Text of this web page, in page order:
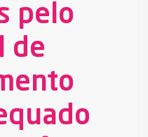
pelo
de